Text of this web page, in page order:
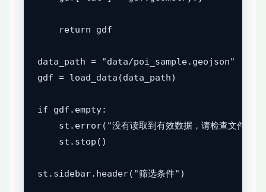
    return gdf
data_path = "data/poi_sample.geojson"
gdf = load_data(data_path)
if gdf.empty:
st.error("没有读取到有效数据，请检查文件路径
    st.stop()
st.sidebar.header("筛选条件")